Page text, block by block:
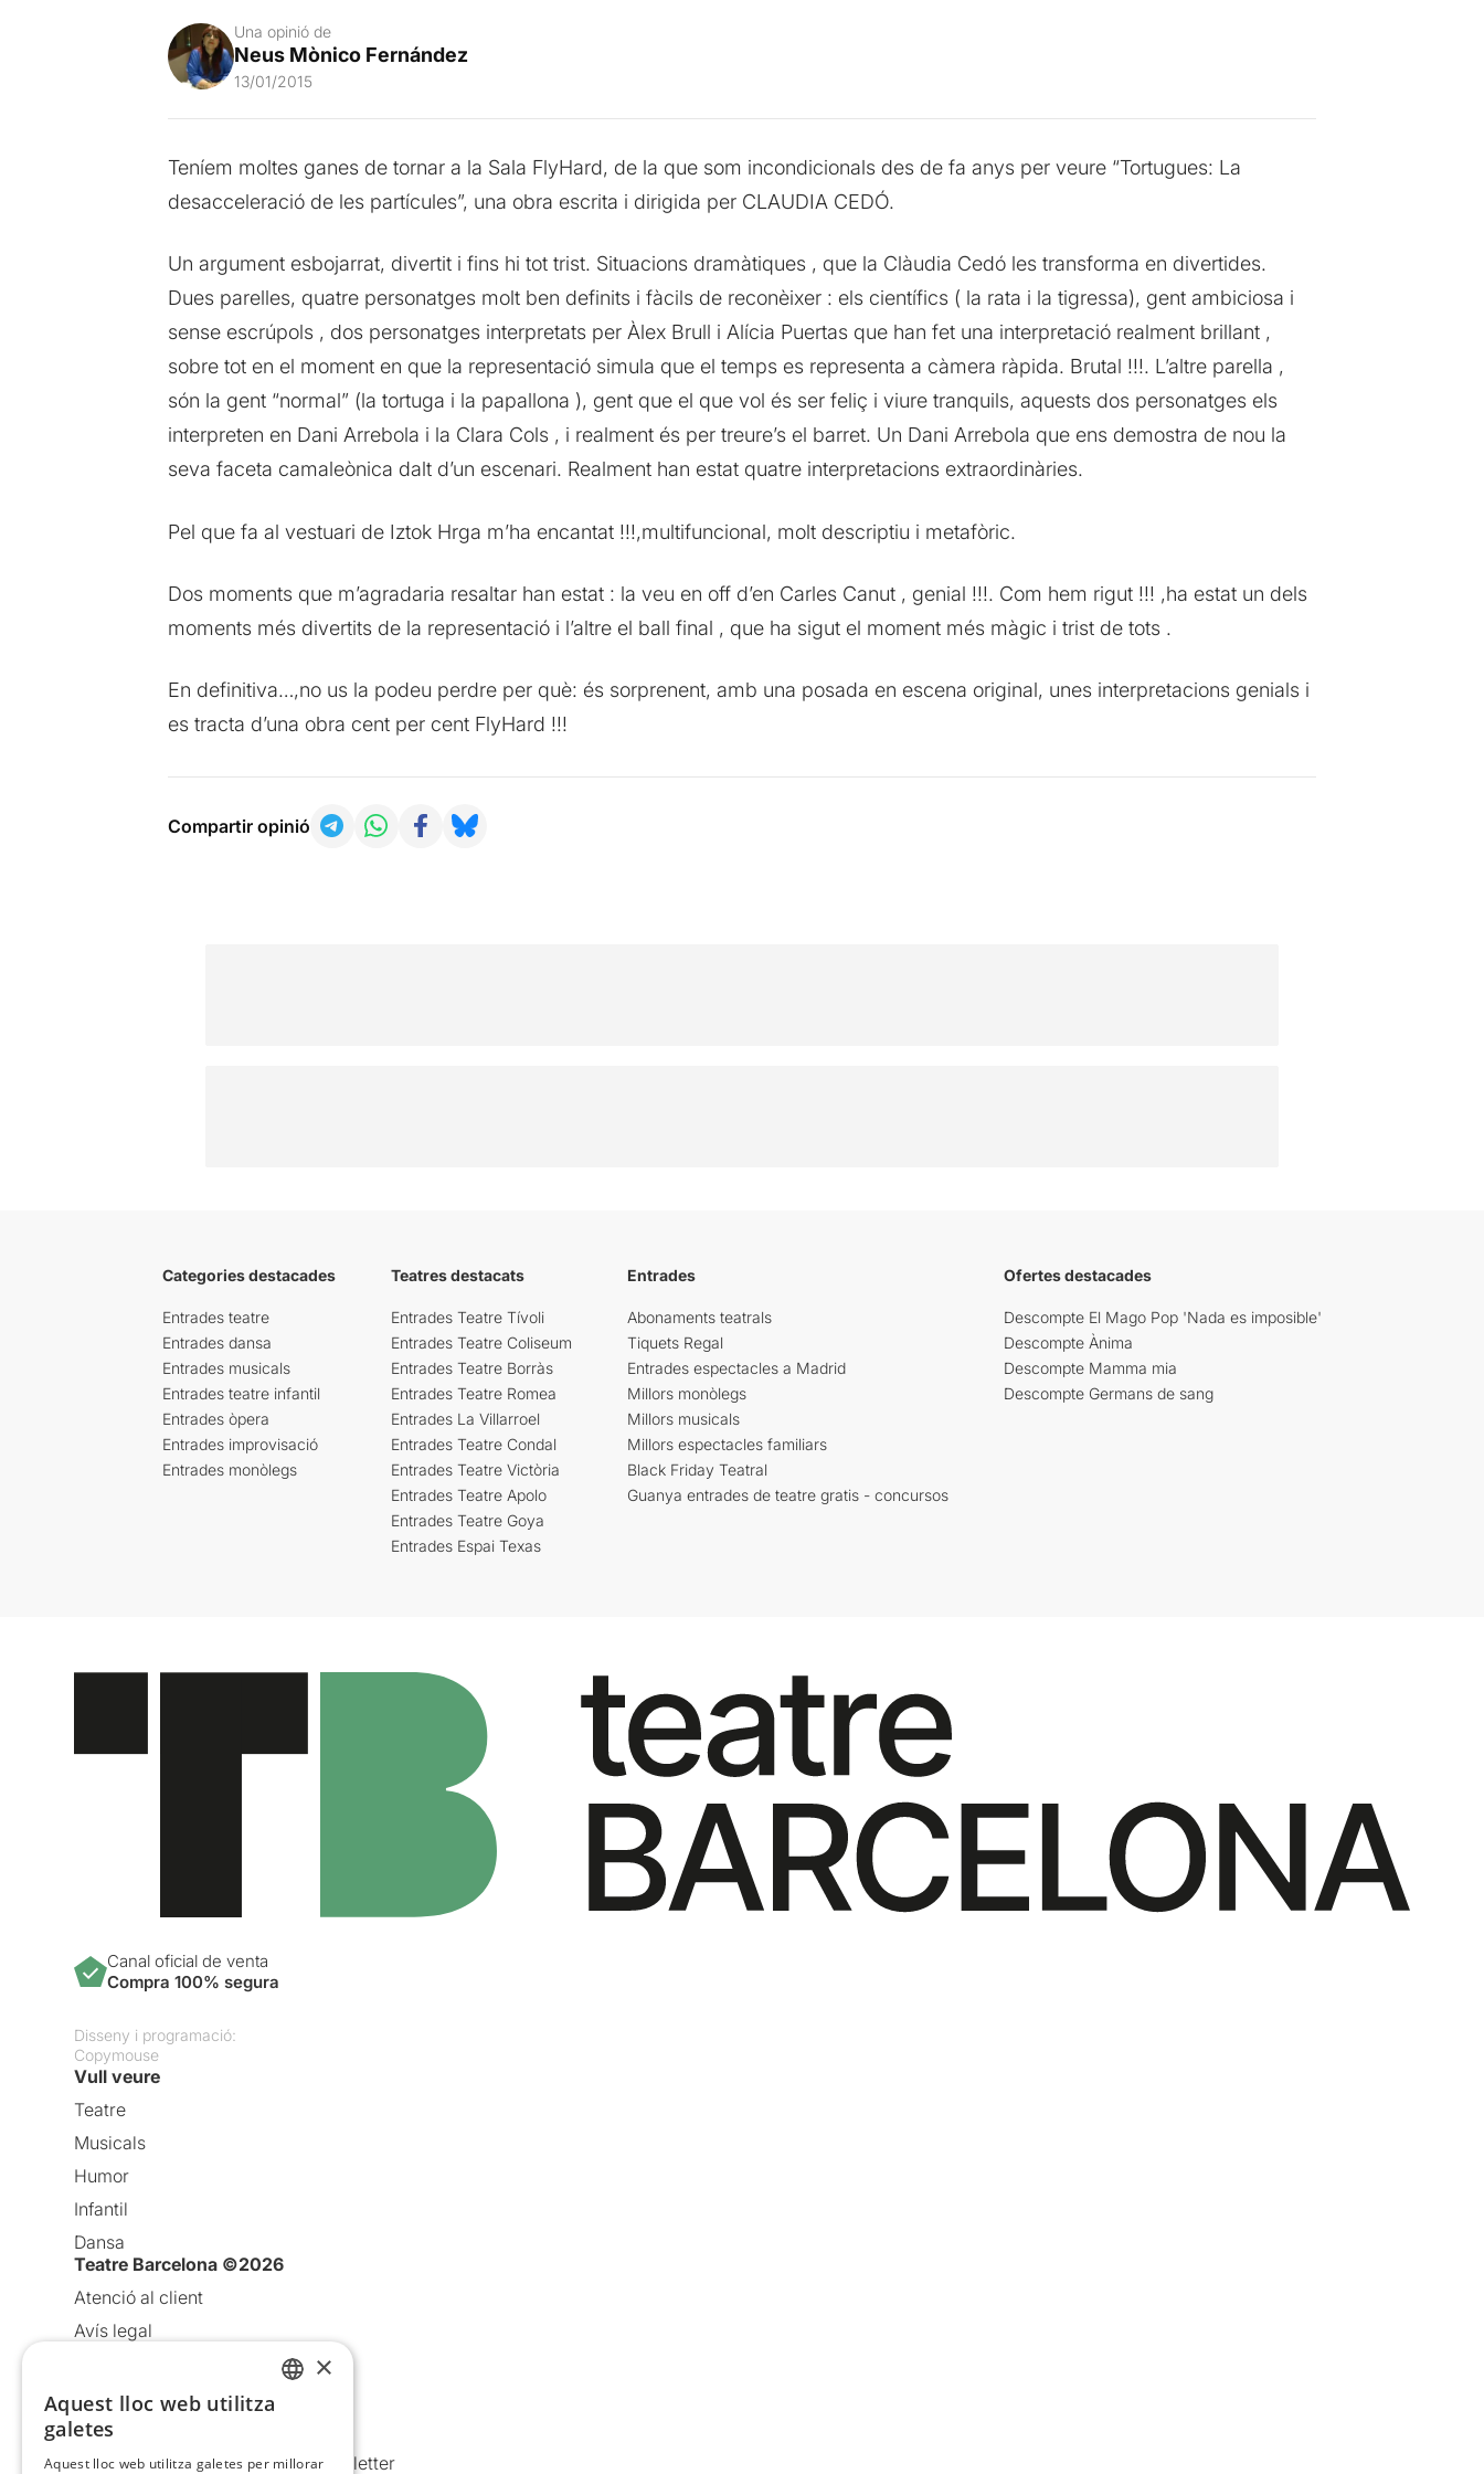
Una opinió de
Neus Mònico Fernández
13/01/2015
Teníem moltes ganes de tornar a la Sala FlyHard, de la que som incondicionals des de fa anys per veure “Tortugues: La
desacceleració de les partícules”, una obra escrita i dirigida per CLAUDIA CEDÓ.
Un argument esbojarrat, divertit i fins hi tot trist. Situacions dramàtiques , que la Clàudia Cedó les transforma en divertides.
Dues parelles, quatre personatges molt ben definits i fàcils de reconèixer : els científics ( la rata i la tigressa), gent ambiciosa i
sense escrúpols , dos personatges interpretats per Àlex Brull i Alícia Puertas que han fet una interpretació realment brillant ,
sobre tot en el moment en que la representació simula que el temps es representa a càmera ràpida. Brutal !!!. L’altre parella ,
són la gent “normal” (la tortuga i la papallona ), gent que el que vol és ser feliç i viure tranquils, aquests dos personatges els
interpreten en Dani Arrebola i la Clara Cols , i realment és per treure’s el barret. Un Dani Arrebola que ens demostra de nou la
seva faceta camaleònica dalt d’un escenari. Realment han estat quatre interpretacions extraordinàries.
Pel que fa al vestuari de Iztok Hrga m’ha encantat !!!,multifuncional, molt descriptiu i metafòric.
Dos moments que m’agradaria resaltar han estat : la veu en off d’en Carles Canut , genial !!!. Com hem rigut !!! ,ha estat un dels
moments més divertits de la representació i l’altre el ball final , que ha sigut el moment més màgic i trist de tots .
En definitiva…,no us la podeu perdre per què: és sorprenent, amb una posada en escena original, unes interpretacions genials i
es tracta d’una obra cent per cent FlyHard !!!
Compartir opinió
Categories destacades
Entrades teatre
Entrades dansa
Entrades musicals
Entrades teatre infantil
Entrades òpera
Entrades improvisació
Entrades monòlegs
Teatres destacats
Entrades Teatre Tívoli
Entrades Teatre Coliseum
Entrades Teatre Borràs
Entrades Teatre Romea
Entrades La Villarroel
Entrades Teatre Condal
Entrades Teatre Victòria
Entrades Teatre Apolo
Entrades Teatre Goya
Entrades Espai Texas
Entrades
Abonaments teatrals
Tiquets Regal
Entrades espectacles a Madrid
Millors monòlegs
Millors musicals
Millors espectacles familiars
Black Friday Teatral
Guanya entrades de teatre gratis - concursos
Ofertes destacades
Descompte El Mago Pop 'Nada es imposible'
Descompte Ànima
Descompte Mamma mia
Descompte Germans de sang
Canal oficial de venta
Compra 100% segura
Disseny i programació:
Copymouse
Vull veure
Teatre
Musicals
Humor
Infantil
Dansa
Teatre Barcelona ©2026
Atenció al client
Avís legal
Política de cookies
Condicions d’ús
Comunicacions comercials i Newsletter
×
Aquest lloc web utilitza
galetes
Aquest lloc web utilitza galetes per millorar